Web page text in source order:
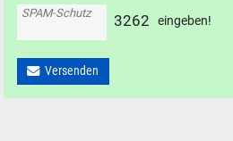
SPAM-Schutz 3262 eingeben!
Versenden